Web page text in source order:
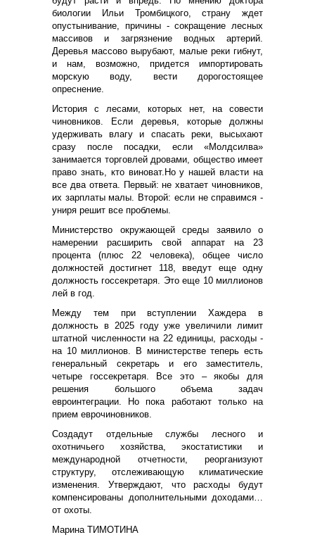
биологии Ильи Тромбицкого, страну ждет
опустынивание, причины - сокращение лесных
массивов и загрязнение водных артерий.
Деревья массово вырубают, малые реки гибнут,
и нам, возможно, придется импортировать
морскую воду, вести дорогостоящее
опреснение.
История с лесами, которых нет, на совести
чиновников. Если деревья, которые должны
удерживать влагу и спасать реки, высыхают
сразу после посадки, если «Молдсилва»
занимается торговлей дровами, общество имеет
право знать, кто виноват.Но у нашей власти на
все два ответа. Первый: не хватает чиновников,
их зарплаты малы. Второй: если не справимся -
униря решит все проблемы.
Министерство окружающей среды заявило о
намерении расширить свой аппарат на 23
процента (плюс 22 человека), общее число
должностей достигнет 118, введут еще одну
должность госсекретаря. Это еще 10 миллионов
лей в год.
Между тем при вступлении Хаждера в
должность в 2025 году уже увеличили лимит
штатной численности на 22 единицы, расходы -
на 10 миллионов. В министерстве теперь есть
генеральный секретарь и его заместитель,
четыре госсекретаря. Все это – якобы для
решения большого объема задач
евроинтеграции. Но пока работают только на
прием еврочиновников.
Создадут отдельные службы лесного и
охотничьего хозяйства, экостатистики и
международной отчетности, реорганизуют
структуру, отслеживающую климатические
изменения. Утверждают, что расходы будут
компенсированы дополнительными доходами…
от охоты.
Марина ТИМОТИНА